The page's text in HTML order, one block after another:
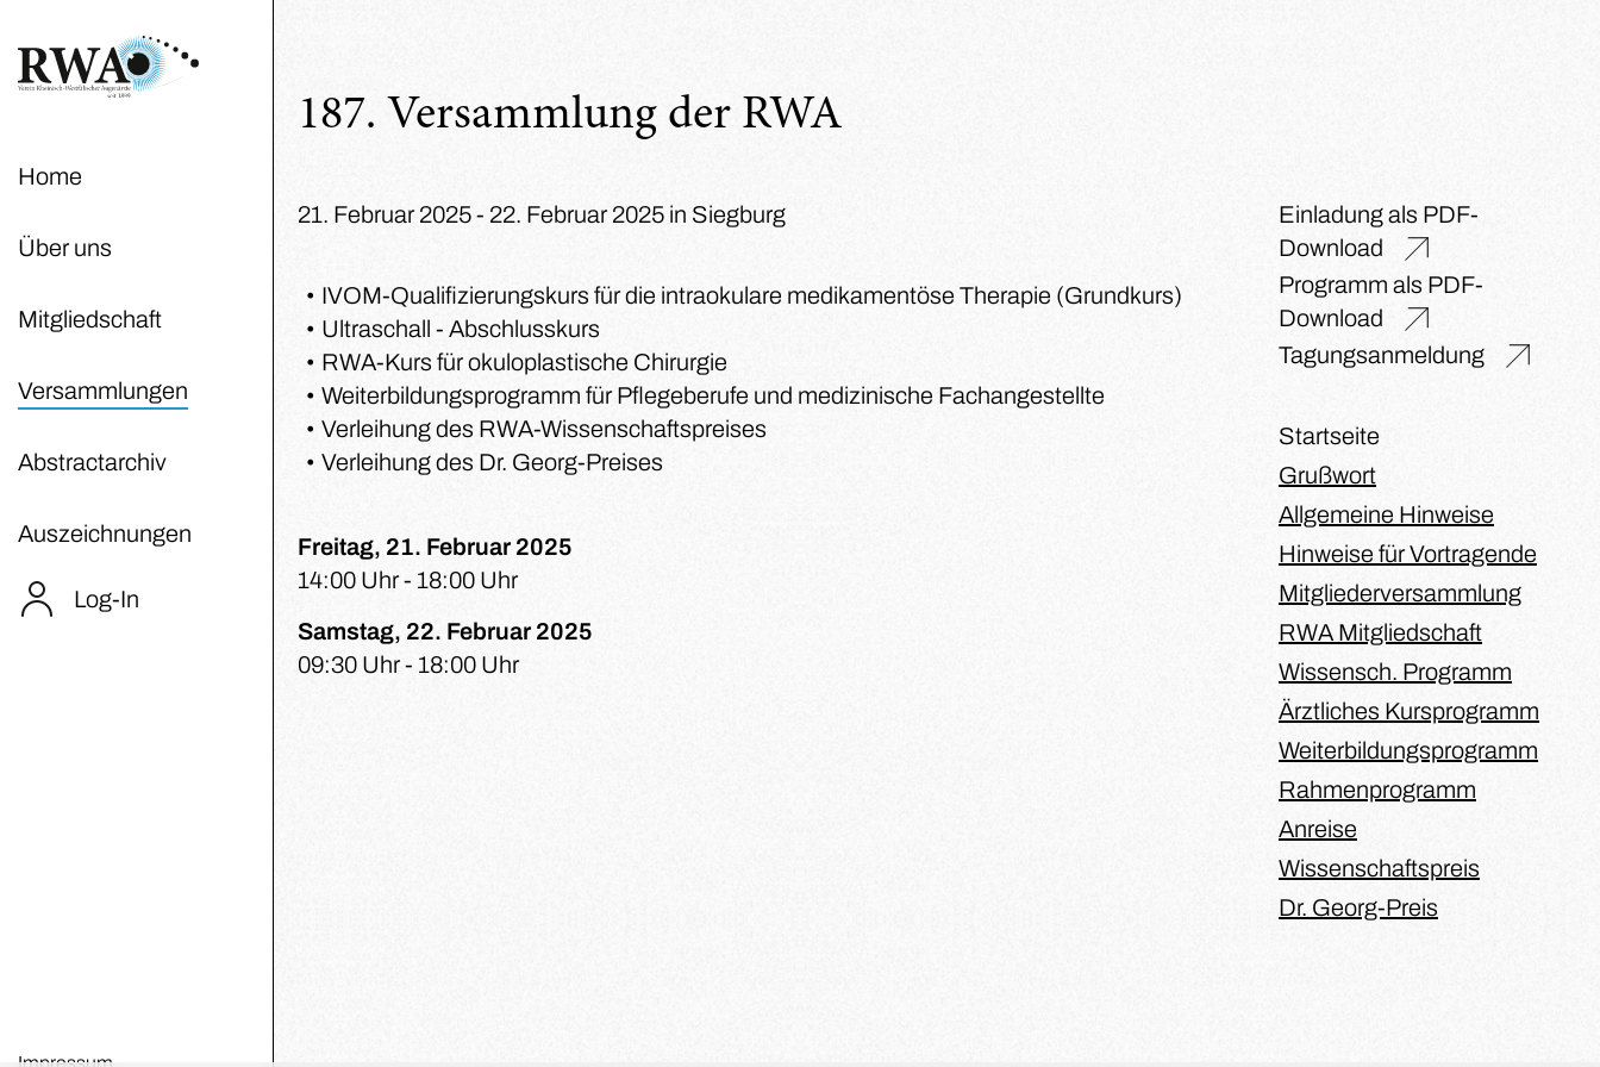
Home
Über uns
Mitgliedschaft
Versammlungen
Abstractarchiv
Auszeichnungen
Log-In
Impressum
187. Versammlung der RWA
21. Februar 2025 - 22. Februar 2025 in Siegburg
IVOM-Qualifizierungskurs für die intraokulare medikamentöse Therapie (Grundkurs)
Ultraschall - Abschlusskurs
RWA-Kurs für okuloplastische Chirurgie
Weiterbildungsprogramm für Pflegeberufe und medizinische Fachangestellte
Verleihung des RWA-Wissenschaftspreises
Verleihung des Dr. Georg-Preises
Freitag, 21. Februar 2025
14:00 Uhr - 18:00 Uhr
Samstag, 22. Februar 2025
09:30 Uhr - 18:00 Uhr
Einladung als PDF-
Download
Programm als PDF-
Download
Tagungsanmeldung
Startseite
Grußwort
Allgemeine Hinweise
Hinweise für Vortragende
Mitgliederversammlung
RWA Mitgliedschaft
Wissensch. Programm
Ärztliches Kursprogramm
Weiterbildungsprogramm
Rahmenprogramm
Anreise
Wissenschaftspreis
Dr. Georg-Preis